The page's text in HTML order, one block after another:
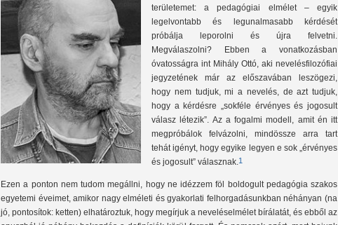
területemet: a pedagógiai elmélet – egyik
legelvontabb és legunalmasabb kérdését
próbálja leporolni és újra felvetni.
Megválaszolni? Ebben a vonatkozásban
óvatosságra int Mihály Ottó, aki nevelésfilozófiai
jegyzetének már az előszavában leszögezi,
hogy nem tudjuk, mi a nevelés, de azt tudjuk,
hogy a kérdésre „sokféle érvényes és jogosult
válasz létezik”. Az a fogalmi modell, amit én itt
megpróbálok felvázolni, mindössze arra tart
tehát igényt, hogy egyike legyen e sok „érvényes
és jogosult” válasznak.1
Ezen a ponton nem tudom megállni, hogy ne idézzem föl boldogult pedagógia szakos
egyetemi éveimet, amikor nagy elméleti és gyakorlati felhorgadásunkban néhányan (na
jó, pontosítok: ketten) elhatároztuk, hogy megírjuk a neveléselmélet bírálatát, és ebből az